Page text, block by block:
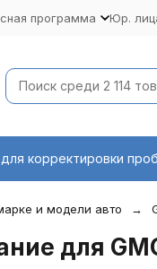
программа Юр.
корректировки
и модели авто
для